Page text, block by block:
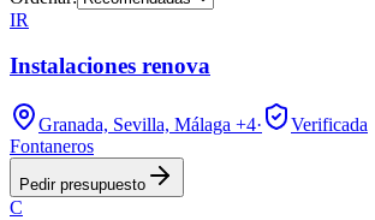
IR
Instalaciones renova
Granada, Sevilla, Málaga +4·
Verificada
Fontaneros
Pedir presupuesto
C